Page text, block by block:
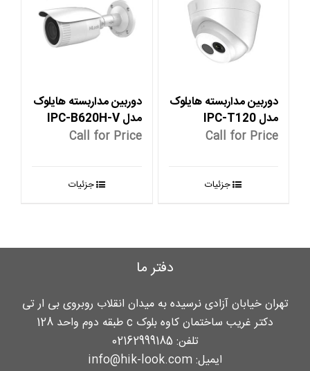
دوربین مداربسته هایلوک
مدل IPC-T120
Call for Price
جزئیات
دوربین مداربسته هایلوک
مدل IPC-B620H-V
Call for Price
جزئیات
دفتر ما
تهران خیابان آزادی نرسیده به میدان انقلاب روبروی بی ار تی
دکتر غریب ساختمان کاوه بلوک c طبقه دوم واحد 128
تلفن: 02162999185
ایمیل: info@hik-look.com